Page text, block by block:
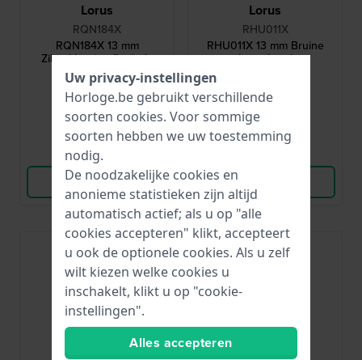
Lorus
RQN184X
RQN184X 13 mm
Zilverkleurige flexibele
matalen band
€ 15,-
● Op voorraad
Vergelijk
Bekijk Product
Lorus
RHU011X
RHU011X 13 mm Bruine
leren band
€ 16,-
● Op voorraad
Bekijk Product
Uw privacy-instellingen
Horloge.be gebruikt verschillende
soorten cookies. Voor sommige
soorten hebben we uw toestemming
nodig.
De noodzakelijke cookies en
anonieme statistieken zijn altijd
automatisch actief; als u op "alle
cookies accepteren" klikt, accepteert
u ook de optionele cookies. Als u zelf
wilt kiezen welke cookies u
inschakelt, klikt u op "cookie-
instellingen".
Alles accepteren